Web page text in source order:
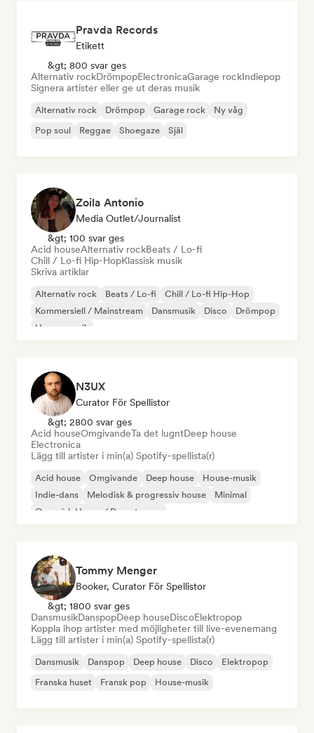
Pravda Records
Etikett
&gt; 800 svar ges
Alternativ rockDrömpopElectronicaGarage rockIndiepop
Signera artister eller ge ut deras musik
Alternativ rock Drömpop Garage rock
Ny våg
Pop soul
Reggae Shoegaze Själ
Zoila Antonio
Media Outlet/Journalist
&gt; 100 svar ges
Acid houseAlternativ rockBeats / Lo-fi
Chill / Lo-fi Hip-HopKlassisk musik
Skriva artiklar
Alternativ rock Beats / Lo-fi
Chill / Lo-fi Hip-Hop
Kommersiell / Mainstream
Dansmusik Disco
Drömpop
House-musik
N3UX
Curator För Spellistor
&gt; 2800 svar ges
Acid houseOmgivandeTa det lugntDeep house
Electronica
Lägg till artister i min(a) Spotify-spellista(r)
Acid house Omgivande Deep house
House-musik
Indie-dans
Melodisk & progressiv house
Minimal
Organisk House / Downtempo
Tommy Menger
Booker, Curator För Spellistor
&gt; 1800 svar ges
DansmusikDanspopDeep houseDiscoElektropop
Koppla ihop artister med möjligheter till live-evenemang
Lägg till artister i min(a) Spotify-spellista(r)
Dansmusik Danspop Deep house Disco
Elektropop
Franska huset
Fransk pop House-musik